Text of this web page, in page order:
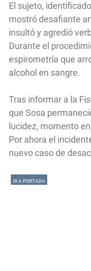
El sujeto,
mostró desafiante
insultó y agredió
Durante el
espirometría que
alcohol en sangre.
Tras informar a la
que Sosa
lucidez, momento
Por ahora el
nuevo caso de
IR A PORTADA